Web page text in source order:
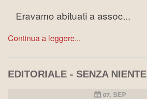
Eravamo abituati a assoc...
Continua a leggere...
EDITORIALE - SENZA NIENTE
07, SEP